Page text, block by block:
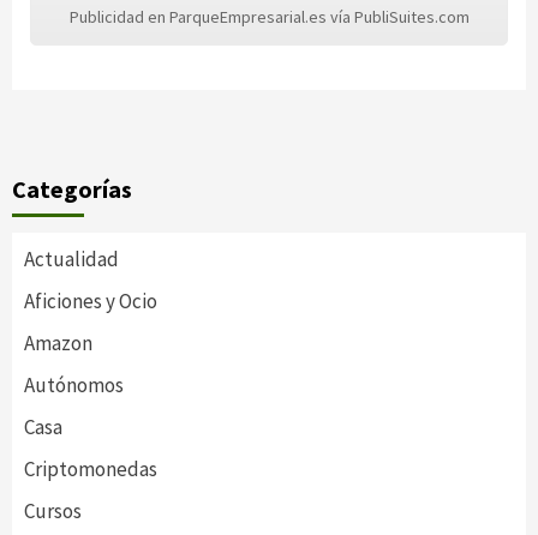
Publicidad en ParqueEmpresarial.es vía PubliSuites.com
Categorías
Actualidad
Aficiones y Ocio
Amazon
Autónomos
Casa
Criptomonedas
Cursos